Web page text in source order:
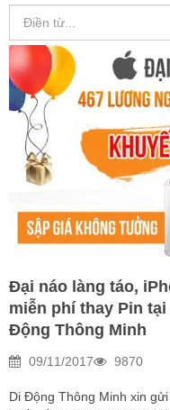
Đại náo làng táo,
miễn phí thay Pin
Động Thông Minh
09/11/2017 9870
Di Động Thông Minh xin